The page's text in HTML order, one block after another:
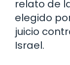
relato de
elegido
juicio
Israel.